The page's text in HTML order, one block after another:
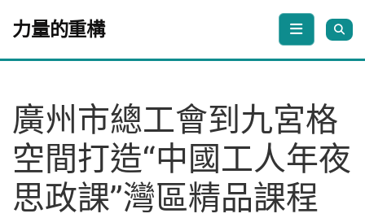
力量的重構
廣州市總工會到九宮格
空間打造“中國工人年夜
思政課”灣區精品課程